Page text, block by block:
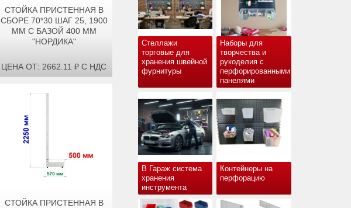
Стеллажи
торговые для
хранения швейной
фурнитуры
Наборы для
творчества и
рукоделия с
перфорированными
панелями
В Гараж система
хранения
инструмента
Контейнеры на
перфорацию
СТОЙКА ПРИСТЕННАЯ В
СБОРЕ 70*30 ШАГ 25, 1900
ММ С БАЗОЙ 400 ММ
"НОРДИКА"
ЦЕНА ОТ: 2662.11 ₽ С НДС
СТОЙКА ПРИСТЕННАЯ В